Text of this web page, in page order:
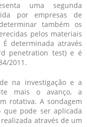
uma segunda
por empresas de
também os
pelos materiais
determinada através
penetration test) e é
2011.
na investigação e a
mais o avanço, a
rotativa. A sondagem
que pode ser aplicada
através de um